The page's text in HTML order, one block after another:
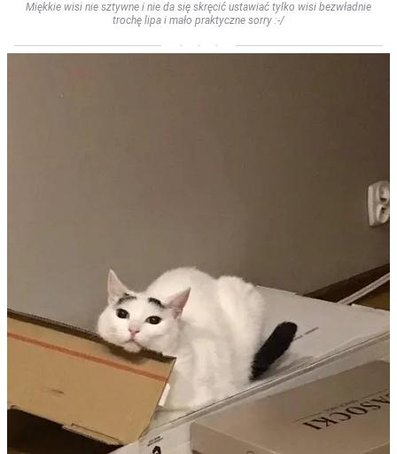
Miękkie wisi nie sztywne i nie da się skręcić ustawiać tylko wisi bezwładnie
trochę lipa i mało praktyczne sorry :-/